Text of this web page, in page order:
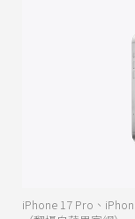
iPhone 17 Pro、